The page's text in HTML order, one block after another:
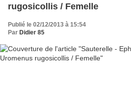
rugosicollis / Femelle
Publié le 02/12/2013 à 15:54
Par Didier 85